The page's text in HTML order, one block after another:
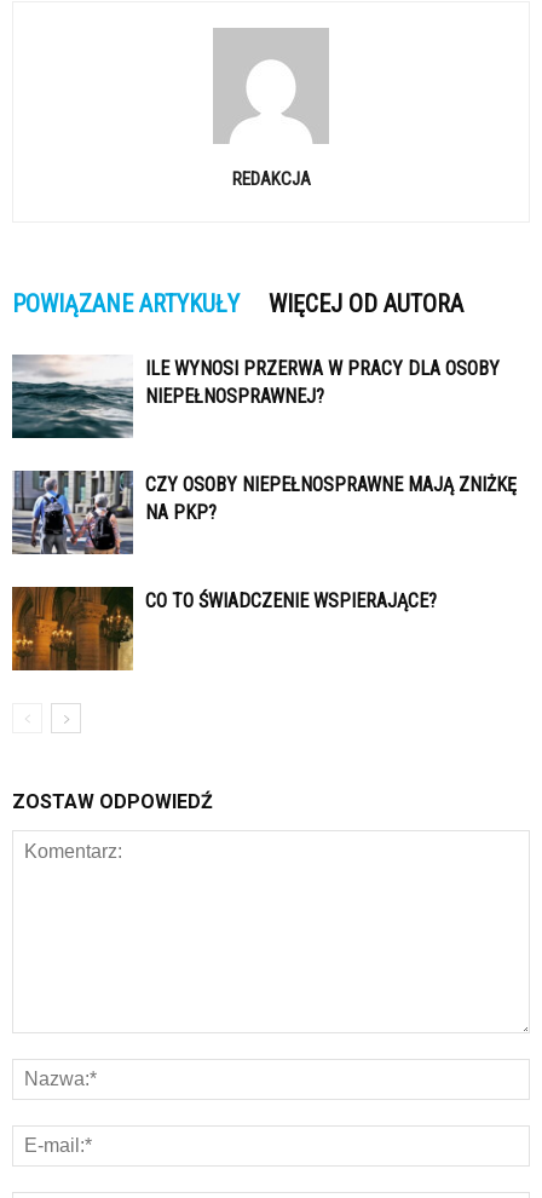
REDAKCJA
POWIĄZANE ARTYKUŁY WIĘCEJ OD AUTORA
ILE WYNOSI PRZERWA W PRACY DLA OSOBY
NIEPEŁNOSPRAWNEJ?
CZY OSOBY NIEPEŁNOSPRAWNE MAJĄ ZNIŻKĘ
NA PKP?
CO TO ŚWIADCZENIE WSPIERAJĄCE?
ZOSTAW ODPOWIEDŹ